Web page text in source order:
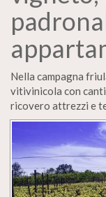
Nella campagna
vitivinicola con
ricovero attrezzi e